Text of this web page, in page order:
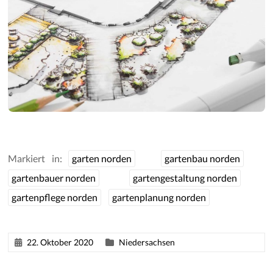
Markiert in: garten norden
gartenbau norden
gartenbauer norden
gartengestaltung norden
gartenpflege norden
gartenplanung norden
22. Oktober 2020 Niedersachsen